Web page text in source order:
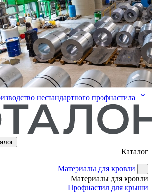
нестандартного профнастила
Каталог
Материалы для кровли
Материалы для кровли
Профнастил для крыши